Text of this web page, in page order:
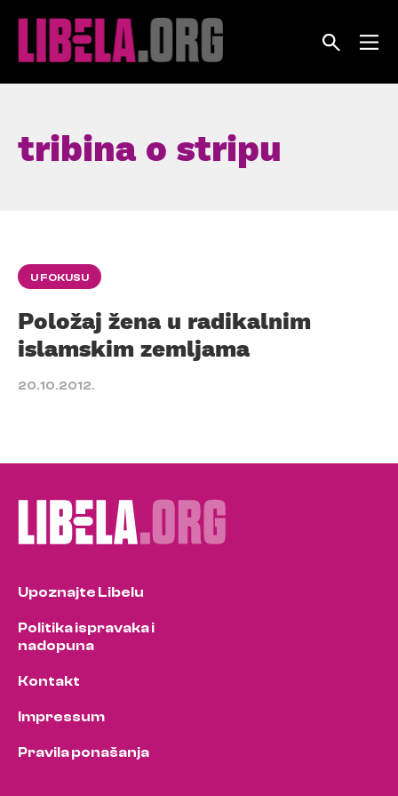
tribina o stripu
U FOKUSU
Položaj žena u radikalnim
islamskim zemljama
20.10.2012.
Upoznajte Libelu
Politika ispravaka i
nadopuna
Kontakt
Impressum
Pravila ponašanja